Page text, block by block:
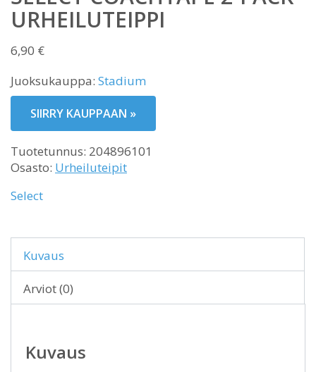
URHEILUTEIPPI
6,90 €
Juoksukauppa: Stadium
SIIRRY KAUPPAAN »
Tuotetunnus: 204896101
Osasto: Urheiluteipit
Select
Kuvaus
Arviot (0)
Kuvaus